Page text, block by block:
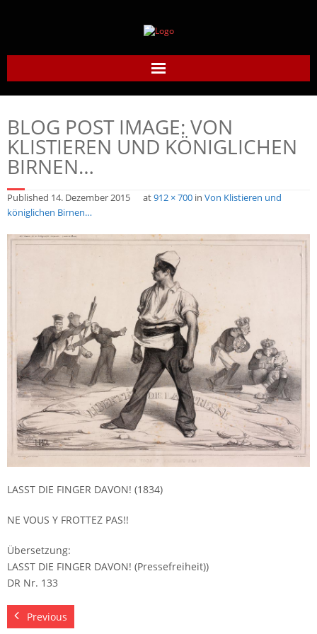
Home
Daumier-Gesellschaft
Honoré Daumier
Werke
Daumier heute
BLOG POST IMAGE: VON
KLISTIEREN UND KÖNIGLICHEN
BIRNEN…
Published 14. Dezember 2015 at912 × 700 in Von Klistieren und
königlichen Birnen…
LASST DIE FINGER DAVON! (1834)
NE VOUS Y FROTTEZ PAS!!
Übersetzung:
LASST DIE FINGER DAVON! (Pressefreiheit))
DR Nr. 133
Previous